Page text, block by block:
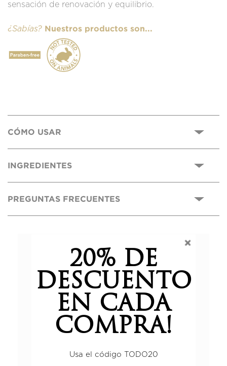
sensación de renovación y equilibrio.
¿Sabías? Nuestros productos son...
CÓMO USAR
INGREDIENTES
PREGUNTAS FRECUENTES
0,0
Basado en 0 reseñas.
5 estrellas
20% DE
DESCUENTO
EN CADA
COMPRA!
Usa el código TODO20